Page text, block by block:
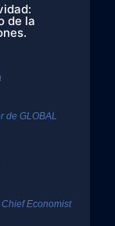
de la
de GLOBAL
Economist